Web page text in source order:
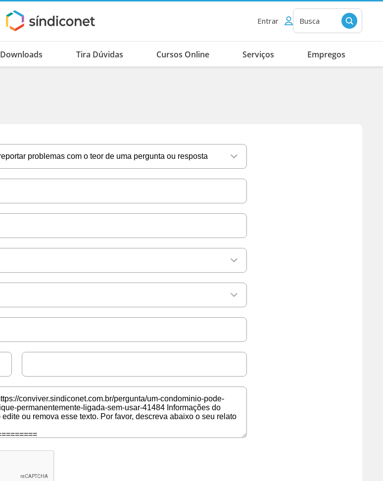
Entrar Busca
Downloads Tira Dúvidas Cursos Online Serviços Empregos